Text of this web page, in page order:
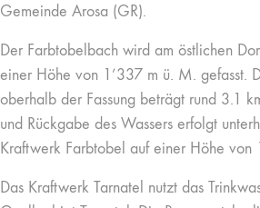
Gemeinde Arosa (GR).
Der Farbtobelbach wird am östlichen
einer Höhe von 1’337 m ü. M. gefasst.
oberhalb der Fassung beträgt rund 3.1
und Rückgabe des Wassers erfolgt
Kraftwerk Farbtobel auf einer Höhe von
Das Kraftwerk Tarnatel nutzt das